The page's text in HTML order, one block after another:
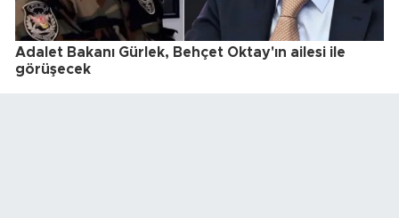
Adalet Bakanı Gürlek, Behçet Oktay'ın ailesi ile
görüşecek